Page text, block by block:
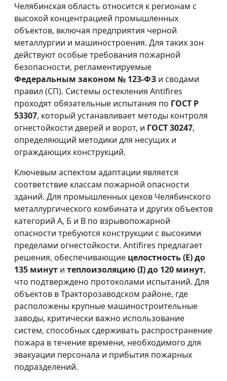
Челябинская область относится к регионам с
высокой концентрацией промышленных
объектов, включая предприятия черной
металлургии и машиностроения. Для таких зон
действуют особые требования пожарной
безопасности, регламентируемые
Федеральным законом № 123-ФЗ и сводами
правил (СП). Системы остекления Antifires
проходят обязательные испытания по ГОСТ Р
53307, который устанавливает методы контроля
огнестойкости дверей и ворот, и ГОСТ 30247,
определяющий методики для несущих и
ограждающих конструкций.
Ключевым аспектом адаптации является
соответствие классам пожарной опасности
зданий. Для промышленных цехов Челябинского
металлургического комбината и других объектов
категорий А, Б и В по взрывопожарной
опасности требуются конструкции с высокими
пределами огнестойкости. Antifires предлагает
решения, обеспечивающие целостность (E) до
135 минут и теплоизоляцию (I) до 120 минут,
что подтверждено протоколами испытаний. Для
объектов в Тракторозаводском районе, где
расположены крупные машиностроительные
заводы, критически важно использование
систем, способных сдерживать распространение
пожара в течение времени, необходимого для
эвакуации персонала и прибытия пожарных
подразделений.